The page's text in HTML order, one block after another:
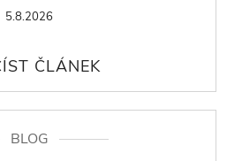
5.8.2026
BLOG